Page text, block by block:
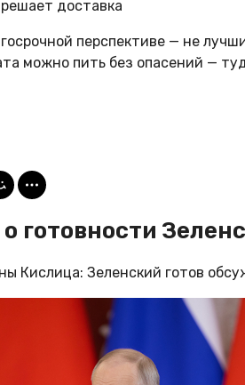
доставка
перспективе — не
можно пить без опасений —
готовности
Кислица: Зеленский готов